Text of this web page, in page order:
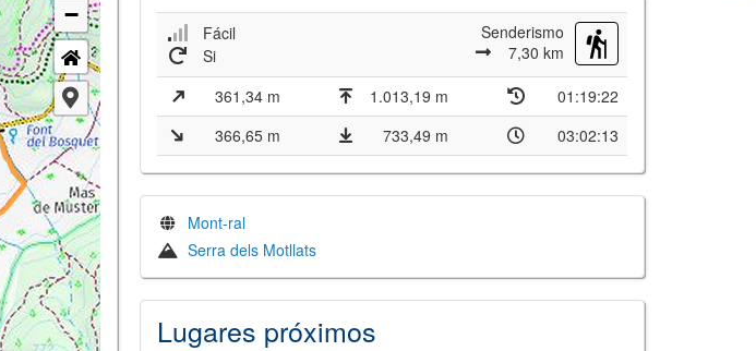
−
Fácil
Senderismo
7,30 km
Si
361,34 m
1.013,19 m
01:19:22
366,65 m
733,49 m 03:02:13
Mont-ral
Serra dels Motllats
Lugares próximos